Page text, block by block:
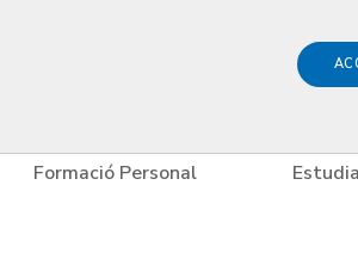
Formació Personal